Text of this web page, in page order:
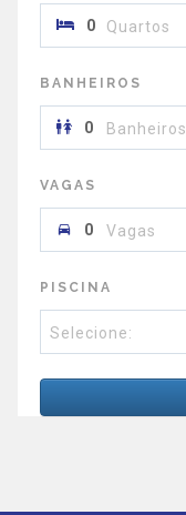
Quartos
BANHEIROS
Banheiros
VAGAS
Vagas
PISCINA
Selecione: